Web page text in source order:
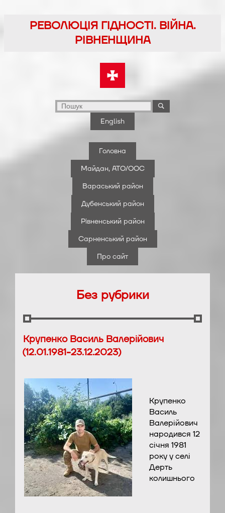
РЕВОЛЮЦІЯ ГІДНОСТІ. ВІЙНА.
РІВНЕНЩИНА
English
Головна
Майдан, АТО/ООС
Вараський район
Дубенський район
Рівненський район
Сарненський район
Про сайт
Без рубрики
Крупенко Василь Валерійович
(12.01.1981-23.12.2023)
Крупенко
Василь
Валерійович
народився 12
січня 1981
року у селі
Дерть
колишнього